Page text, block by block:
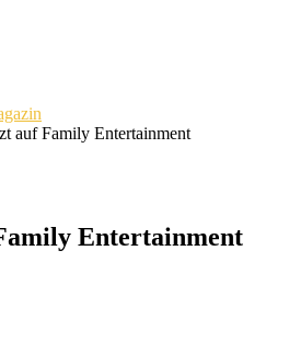
auf Family Entertainment
Entertainment